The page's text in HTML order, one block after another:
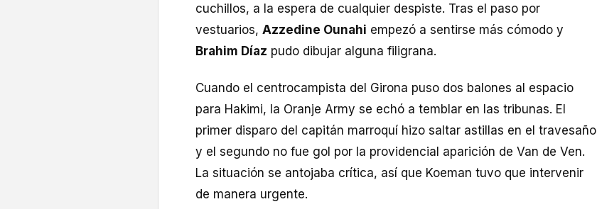
cuchillos, a la espera de cualquier despiste. Tras el paso por
vestuarios, Azzedine Ounahi empezó a sentirse más cómodo y
Brahim Díaz pudo dibujar alguna filigrana.
Cuando el centrocampista del Girona puso dos balones al espacio
para Hakimi, la Oranje Army se echó a temblar en las tribunas. El
primer disparo del capitán marroquí hizo saltar astillas en el travesaño
y el segundo no fue gol por la providencial aparición de Van de Ven.
La situación se antojaba crítica, así que Koeman tuvo que intervenir
de manera urgente.